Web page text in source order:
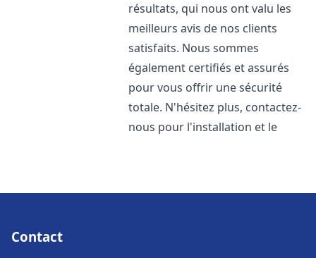
résultats, qui nous ont valu les
meilleurs avis de nos clients
satisfaits. Nous sommes
également certifiés et assurés
pour vous offrir une sécurité
totale. N'hésitez plus, contactez-
nous pour l'installation et le
Contact